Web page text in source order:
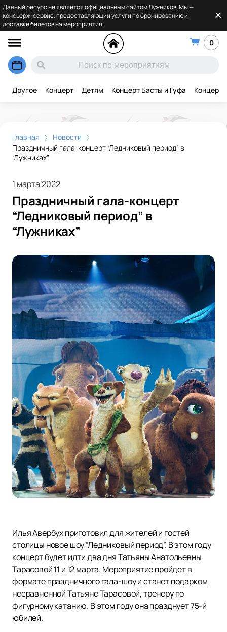
Данный ресурс не является официальным сайтом Лужников. Мы —
консьерж-сервис, предоставляющий услуги по бронированию и
доставке билетов на мероприятия.
0
Другое Концерт Детям Концерт Басты и Гуфа Концерт
Главная
Новости
Праздничный гала-концерт “Ледниковый период” в
“Лужниках”
1 марта 2022
Праздничный гала-концерт
“Ледниковый период” в
“Лужниках”
Илья Авербух приготовил для жителей и гостей
столицы новое шоу “Ледниковый период”. В этом году
концерт будет идти два дня Татьяны Анатольевны
Тарасовой 11 и 12 марта. Мероприятие пройдет в
формате праздничного гала-шоу и станет подарком
несравненной Татьяне Тарасовой, тренеру по
фигурному катанию. В этом году она празднует 75-й
юбилей.